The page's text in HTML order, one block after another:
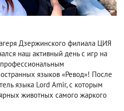
Дзержинского филиала ЦИЯ
наш активный день с игр на
языков «Ревод»! После
языка Lord Amir, с которым
животных самого жаркого